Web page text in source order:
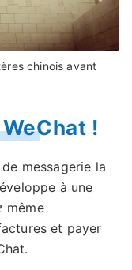
chinois avant
!
messagerie la
à une
même
et payer